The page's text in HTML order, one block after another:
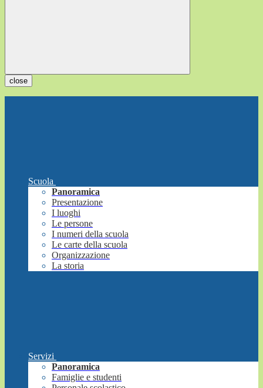
close
Scuola
Panoramica
Presentazione
I luoghi
Le persone
I numeri della scuola
Le carte della scuola
Organizzazione
La storia
Servizi
Panoramica
Famiglie e studenti